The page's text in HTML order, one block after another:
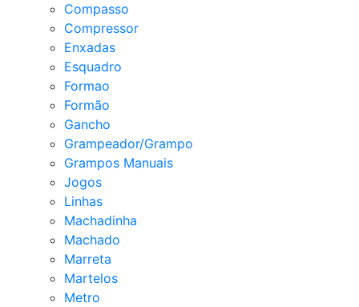
Compasso
Compressor
Enxadas
Esquadro
Formao
Formão
Gancho
Grampeador/Grampo
Grampos Manuais
Jogos
Linhas
Machadinha
Machado
Marreta
Martelos
Metro